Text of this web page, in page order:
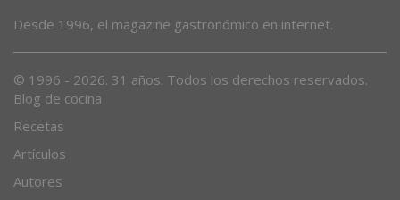
Blog de cocina
Recetas
Artículos